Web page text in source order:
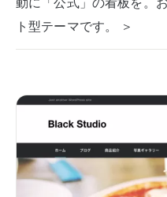
ト型テーマです。 ＞